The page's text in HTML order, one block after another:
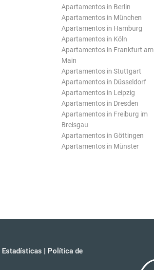
Apartamentos in Berlin
Apartamentos in München
Apartamentos in Hamburg
Apartamentos in Köln
Apartamentos in Frankfurt am
Main
Apartamentos in Stuttgart
Apartamentos in Düsseldorf
Apartamentos in Leipzig
Apartamentos in Dresden
Apartamentos in Freiburg im
Breisgau
Apartamentos in Göttingen
Apartamentos in Münster
Estadísticas | Política de